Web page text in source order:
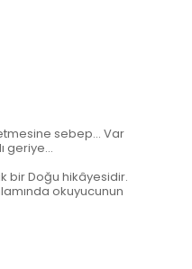
etmesine sebep… Var
geriye…
bir Doğu hikâyesidir.
okuyucunun